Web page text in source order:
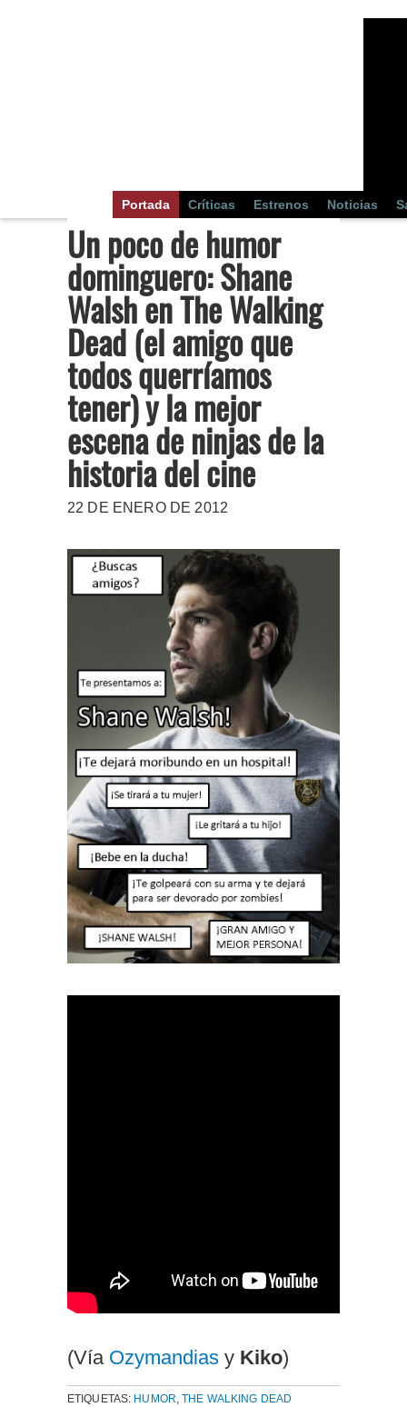
Portada Críticas Estrenos Noticias
Un poco de humor
dominguero: Shane
Walsh en The Walking
Dead (el amigo que
todos querríamos
tener) y la mejor
escena de ninjas de la
historia del cine
22 DE ENERO DE 2012
(Vía Ozymandias y Kiko)
ETIQUETAS: HUMOR,THE WALKING DEAD